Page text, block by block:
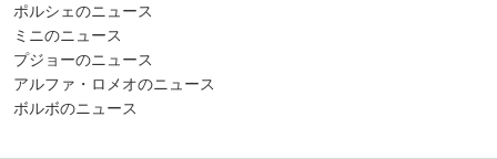
ポルシェのニュース
ミニのニュース
プジョーのニュース
アルファ・ロメオのニュース
ボルボのニュース